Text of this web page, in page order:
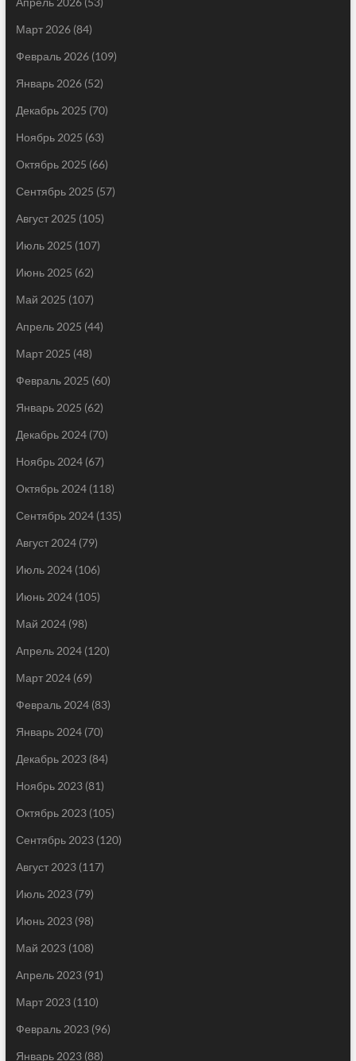
Март 2026(84)
Февраль 2026(109)
Январь 2026(52)
Декабрь 2025 (70)
Ноябрь 2025 (63)
Октябрь 2025 (66)
Сентябрь 2025 (57)
Август 2025 (105)
Июль 2025 (107)
Июнь 2025 (62)
Май 2025 (107)
Апрель 2025 (44)
Март 2025 (48)
Февраль 2025 (60)
Январь 2025 (62)
Декабрь 2024(70)
Ноябрь 2024(67)
Октябрь 2024(118)
Сентябрь 2024(135)
Август 2024(79)
Июль 2024(106)
Июнь 2024(105)
Май 2024(98)
Апрель 2024(120)
Март 2024(69)
Февраль 2024(83)
Январь 2024(70)
Декабрь 2023(84)
Ноябрь 2023(81)
Октябрь 2023(105)
Сентябрь 2023(120)
Август 2023(117)
Июль 2023(79)
Июнь 2023(98)
Май 2023(108)
Апрель 2023(91)
Март 2023(110)
Февраль 2023(96)
Январь 2023(88)